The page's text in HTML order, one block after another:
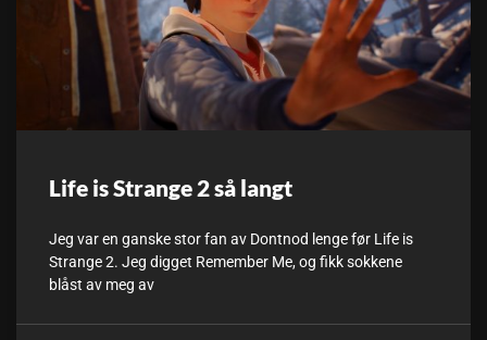
Life is Strange 2 så langt
Jeg var en ganske stor fan av Dontnod lenge før Life is
Strange 2. Jeg digget Remember Me, og fikk sokkene
blåst av meg av